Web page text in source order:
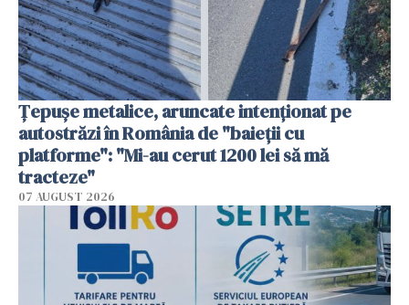
Țepușe metalice, aruncate intenționat pe
autostrăzi în România de "baieții cu
platforme": "Mi-au cerut 1200 lei să mă
tracteze"
07 AUGUST 2026